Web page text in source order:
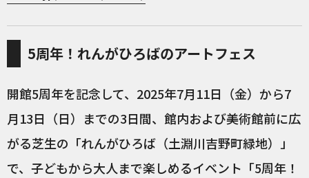
5周年！れんがひろばのアートフェス
開館5周年を記念して、2025年7月11日（金）から7
月13日（日）までの3日間、館内および美術館前に広
がる芝生の「れんがひろば（土淵川吉野町緑地）」
で、子どもから大人まで楽しめるイベント「5周年！